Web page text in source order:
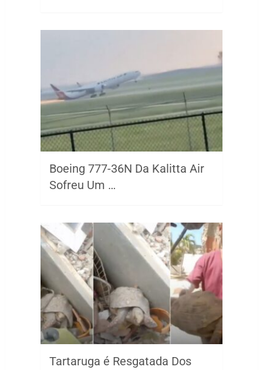
Boeing 777-36N Da Kalitta Air
Sofreu Um …
Tartaruga é Resgatada Dos